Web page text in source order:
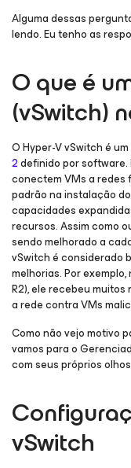
Alguma dessas
lendo. Eu tenho as
O que é
(vSwitch)
O Hyper-V vSwitch é
2definido por software.
conectem VMs a redes
padrão na instalação
capacidades
recursos. Assim como
sendo melhorado a
vSwitch é considerado
melhorias. Por
R2), ele recebeu
a rede contra VMs
Como não vejo motivo
vamos para o
com seus próprios
vSwitch